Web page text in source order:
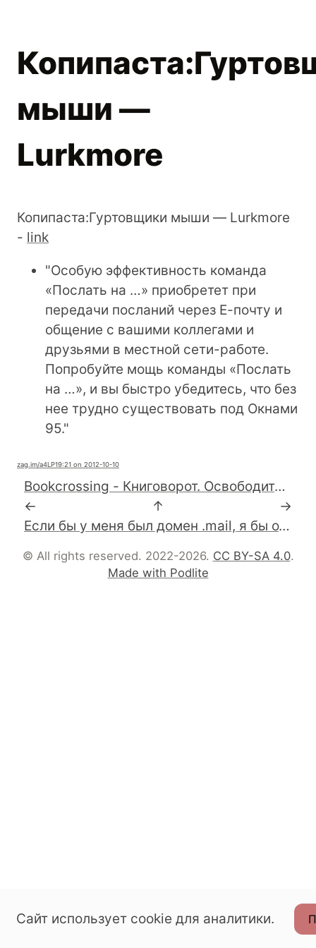
мыши —
Lurkmore
Копипаста:Гуртовщики мыши — Lurkmore
- link
"Особую эффективность команда
«Послать на …» приобретет при
передачи посланий через Е-почту и
общение с вашими коллегами и
друзьями в местной сети-работе.
Попробуйте мощь команды «Послать
на …», и вы быстро убедитесь, что без
нее трудно существовать под Окнами
95."
zag.im/a4LP19:21 on 2012-10-10
Bookcrossing - Книговорот. Освободите книги.
←
↑
→
Если бы у меня был домен .mail, я бы отдал ru.mail бесплатно
© All rights reserved. 2022-2026. CC BY-SA 4.0.
Made with Podlite
Сайт использует cookie для аналитики.